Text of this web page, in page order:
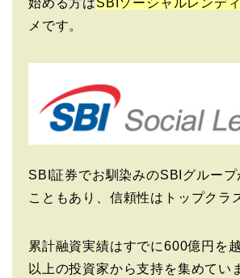
始める方はSBIソーシャルレンデ
メです。
SBI証券でお馴染みのSBIグループ
こともあり、信頼性はトップクラ
累計融資実績はすでに600億円を
以上の投資家から支持を集めてい